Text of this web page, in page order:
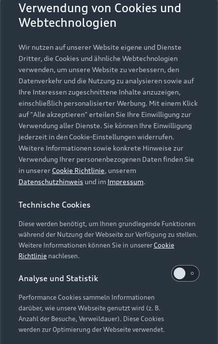
Modelle
Alle Modelle
Modelle vergleichen
Elektromodelle
Plug-in-Hybride
Kaufen & leasen
Neuwagensuche
Gebrauchtwagensuche
Gebrauchtwagen
Finanzierung
Aktionen & Angebote
Geschäftskunden
Service & Zubehör
Saisonale Angebote
Audi Services
Garantie
Audi digital services
myAudi
Support
Kundenservice
Händlersuche
Audi Code
Online-Terminvereinbarung
Servicekontakt
Vertrag widerrufen
Über Audi
Unternehmen
Karriere
Investor Relations
Presse & Media Center
Datenschutz
Audi erleben
Newsletter
Impressum Rechtliches
Hinweisgebersystem
Datenschutzinformation
Cookie-Einstellungen
Cookie-Richtlinie
Barrierefreiheit
Hinweis: Die aktuelle Darstellung und Anordnung der
Embleme am Fahrzeug bei allen Abbildungen auf dieser
Webseite kann abweichen.
Verwendung von Cookies und
Webtechnologien
Wir nutzen auf unserer Website eigene und Dienste
Dritter, die Cookies und ähnliche Webtechnologien
verwenden, um unsere Website zu verbessern, den
Datenverkehr und die Nutzung zu analysieren sowie auf
Ihre Interessen zugeschnittene Inhalte anzuzeigen,
einschließlich personalisierter Werbung. Mit einem Klick
auf "Alle akzeptieren" erteilen Sie Ihre Einwilligung zur
Verwendung aller Dienste. Sie können Ihre Einwilligung
jederzeit in den Cookie-Einstellungen widerrufen.
Weitere Informationen sowie konkrete Hinweise zur
Verwendung Ihrer personenbezogenen Daten finden Sie
in unserer Cookie Richtlinie, unserem
Datenschutzhinweis und im Impressum.
Technische Cookies
Diese werden benötigt, um Ihnen grundlegende Funktionen
während der Nutzung der Webseite zur Verfügung zu stellen.
Weitere Informationen können Sie in unsererCookie
Richtlinie nachlesen.
Analyse und Statistik
Performance Cookies sammeln Informationen
darüber, wie unsere Webseite genutzt wird (z. B.
Anzahl der Besuche, Verweildauer). Diese Cookies
werden zur Optimierung der Webseite verwendet.